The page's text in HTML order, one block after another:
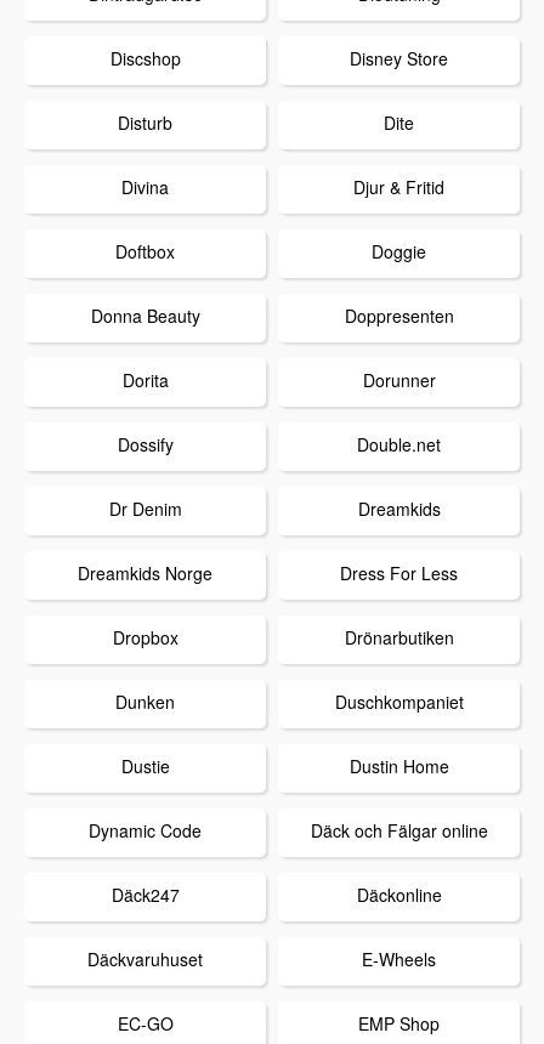
Discshop Disney Store
Disturb Dite
Divina Djur & Fritid
Doftbox Doggie
Donna Beauty Doppresenten
Dorita Dorunner
Dossify Double.net
Dr Denim Dreamkids
Dreamkids Norge Dress For Less
Dropbox Drönarbutiken
Dunken Duschkompaniet
Dustie Dustin Home
Dynamic Code Däck och Fälgar online
Däck247 Däckonline
Däckvaruhuset E-Wheels
EC-GO EMP Shop